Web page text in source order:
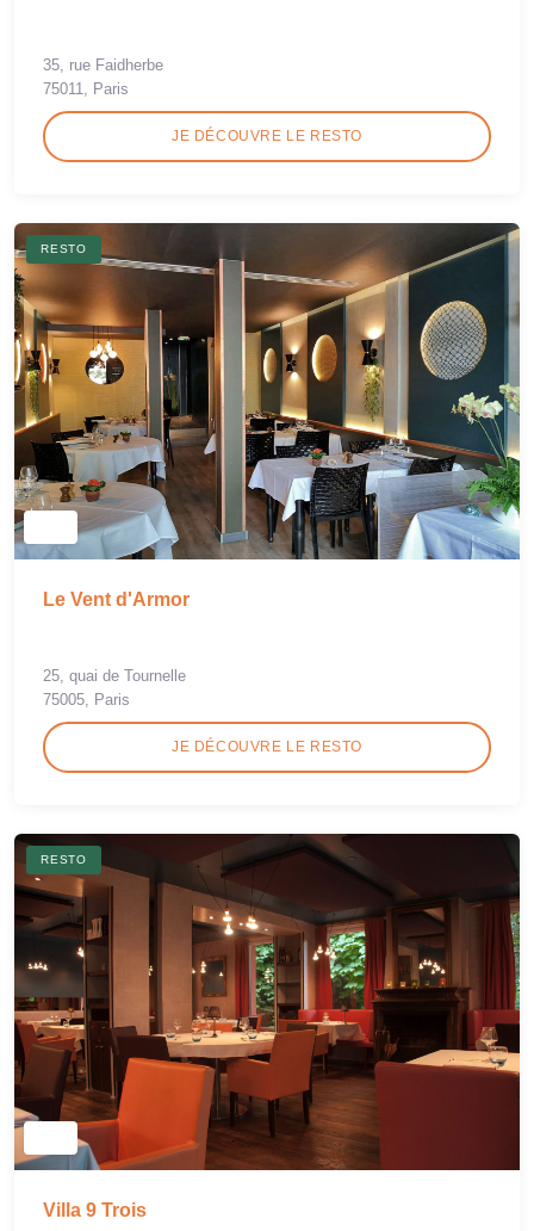
35, rue Faidherbe
75011, Paris
JE DÉCOUVRE LE RESTO
RESTO
Le Vent d'Armor
25, quai de Tournelle
75005, Paris
JE DÉCOUVRE LE RESTO
RESTO
Villa 9 Trois